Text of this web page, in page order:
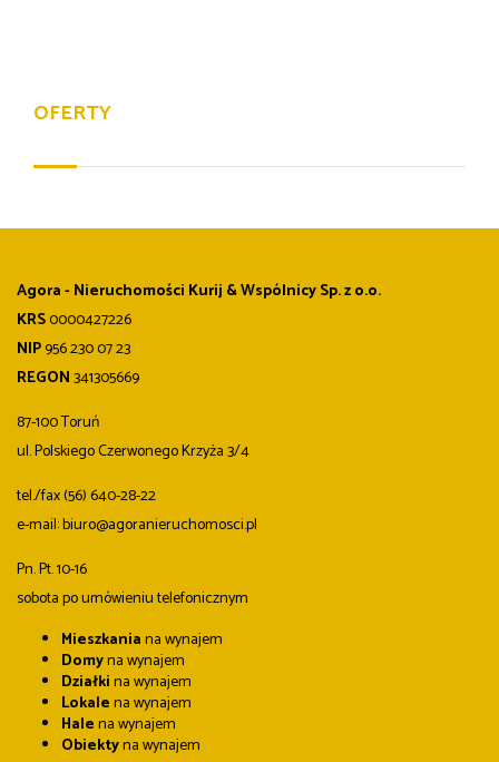
OFERTY
Agora - Nieruchomości Kurij & Wspólnicy Sp. z o.o.
KRS0000427226
NIP956 230 07 23
REGON341305669
87-100 Toruń
ul. Polskiego Czerwonego Krzyża 3/4
tel./fax (56) 640-28-22
e-mail: biuro@agoranieruchomosci.pl
Pn. Pt. 10-16
sobota po umówieniu telefonicznym
Mieszkaniana wynajem
Domyna wynajem
Działkina wynajem
Lokalena wynajem
Halena wynajem
Obiektyna wynajem